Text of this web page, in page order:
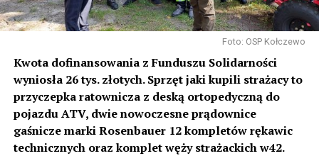
Foto: OSP Kołczewo
Kwota dofinansowania z Funduszu Solidarności
wyniosła 26 tys. złotych. Sprzęt jaki kupili strażacy to
przyczepka ratownicza z deską ortopedyczną do
pojazdu ATV, dwie nowoczesne prądownice
gaśnicze marki Rosenbauer 12 kompletów rękawic
technicznych oraz komplet węży strażackich w42.